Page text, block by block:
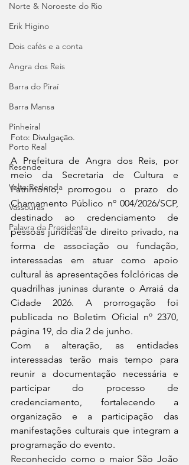
Norte & Noroeste do Rio
Erik Higino
Dois cafés e a conta
Angra dos Reis
Barra do Piraí
Barra Mansa
Pinheiral
Porto Real
Resende
Volta Redonda
Vassouras
Palavra da Presidenta
Foto: Divulgação.
A Prefeitura de Angra dos Reis, por
meio da Secretaria de Cultura e
Patrimônio, prorrogou o prazo do
Chamamento Público nº 004/2026/SCP,
destinado ao credenciamento de
pessoas jurídicas de direito privado, na
forma de associação ou fundação,
interessadas em atuar como apoio
cultural às apresentações folclóricas de
quadrilhas juninas durante o Arraiá da
Cidade 2026. A prorrogação foi
publicada no Boletim Oficial nº 2370,
página 19, do dia 2 de junho.
Com a alteração, as entidades
interessadas terão mais tempo para
reunir a documentação necessária e
participar do processo de
credenciamento, fortalecendo a
organização e a participação das
manifestações culturais que integram a
programação do evento.
Reconhecido como o maior São João